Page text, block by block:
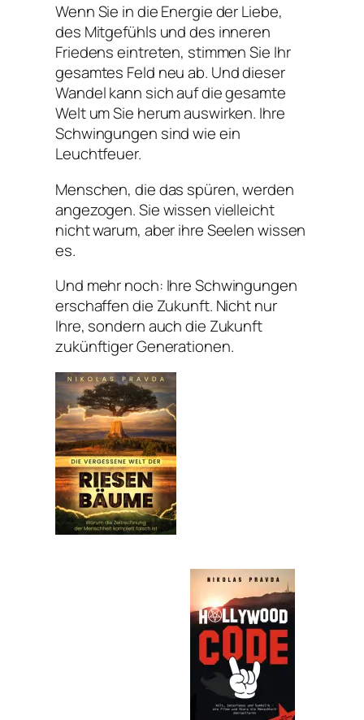
Wenn Sie in die Energie der Liebe,
des Mitgefühls und des inneren
Friedens eintreten, stimmen Sie Ihr
gesamtes Feld neu ab. Und dieser
Wandel kann sich auf die gesamte
Welt um Sie herum auswirken. Ihre
Schwingungen sind wie ein
Leuchtfeuer.
Menschen, die das spüren, werden
angezogen. Sie wissen vielleicht
nicht warum, aber ihre Seelen wissen
es.
Und mehr noch: Ihre Schwingungen
erschaffen die Zukunft. Nicht nur
Ihre, sondern auch die Zukunft
zukünftiger Generationen.